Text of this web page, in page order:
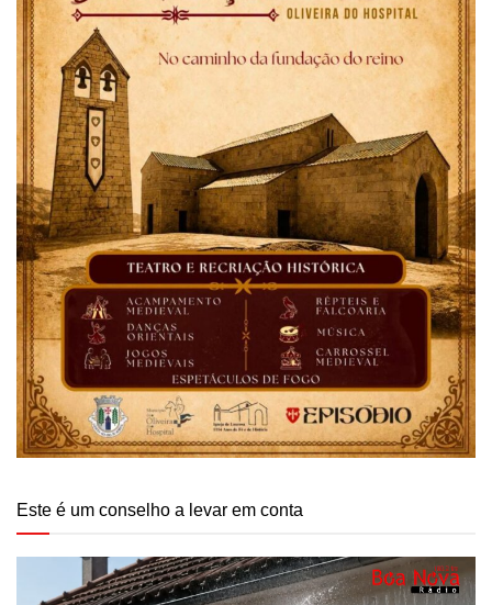
Este é um conselho a levar em conta